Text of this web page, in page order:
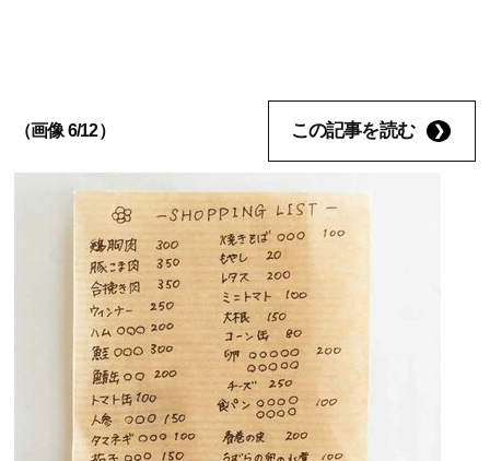
（画像 6/12） この記事を読む